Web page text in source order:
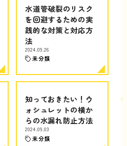
水道管破裂のリスク
を回避するための実
践的な対策と対応方
法
2024.09.26
未分類
知っておきたい！ウ
ォシュレットの横か
らの水漏れ防止方法
2024.09.03
未分類